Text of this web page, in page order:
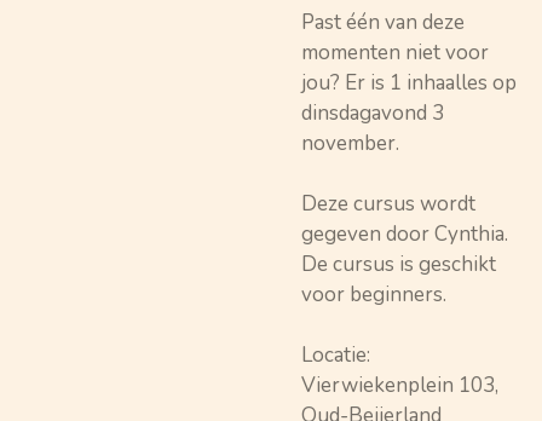
Past één van deze
momenten niet voor
jou? Er is 1 inhaalles op
dinsdagavond 3
november.
Deze cursus wordt
gegeven door Cynthia.
De cursus is geschikt
voor beginners.
Locatie:
Vierwiekenplein 103,